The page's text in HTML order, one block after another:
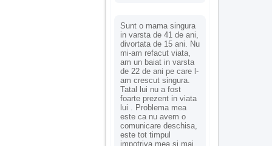
Sunt o mama singura
in varsta de 41 de ani,
divortata de 15 ani. Nu
mi-am refacut viata,
am un baiat in varsta
de 22 de ani pe care l-
am crescut singura.
Tatal lui nu a fost
foarte prezent in viata
lui . Problema mea
este ca nu avem o
comunicare deschisa,
este tot timpul
impotriva mea si mai